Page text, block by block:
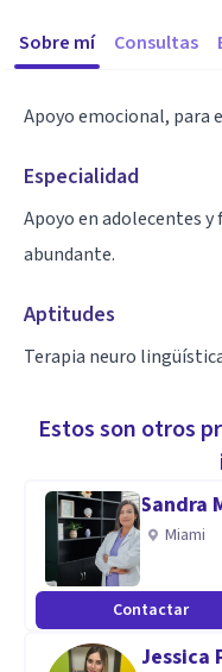
Sobre mí Consultas
Apoyo emocional, para
Especialidad
Apoyo en adolecentes
abundante.
Aptitudes
Terapia neuro
Estos son otros
Sandra
Miami
Contactar
Jessica